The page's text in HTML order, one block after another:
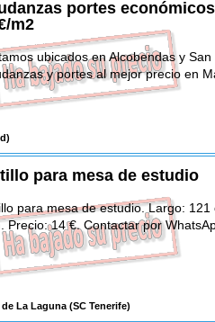
portes
m2
ubicados en Alcobendas y
y portes al mejor precio en
para mesa de estudio
para mesa de estudio. Largo:
Precio: 14 €. Contactar por
La Laguna(SC Tenerife)